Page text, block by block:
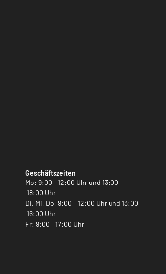
Geschäftszeiten
Mo: 9:00 – 12:00 Uhr und 13:00 –
18:00 Uhr
Di, Mi, Do: 9:00 – 12:00 Uhr und 13:00 –
16:00 Uhr
Fr: 9:00 – 17:00 Uhr